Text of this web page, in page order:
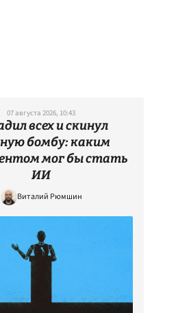
07 августа 2026, 10:43
всех и скинул
бомбу: каким
мог бы стать
ИИ
Виталий Рюмшин